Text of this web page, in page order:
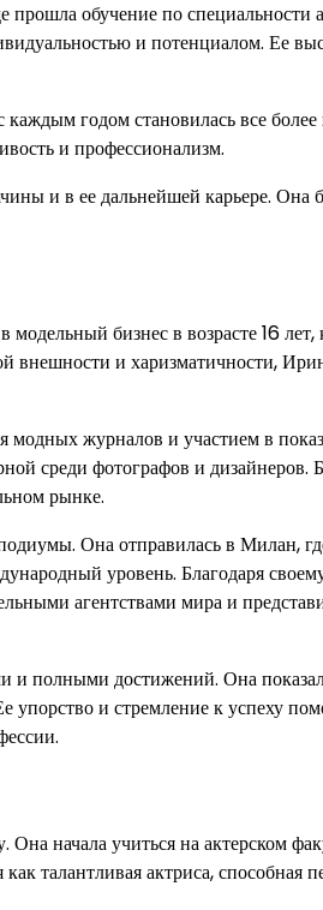
обучение по специальности
и потенциалом. Ее
годом становилась все более
и профессионализм.
и в ее дальнейшей карьере. Она
бизнес в возрасте 16 лет,
внешности и харизматичности,
журналов и участием в
среди фотографов и дизайнеров.
рынке.
Она отправилась в Милан,
уровень. Благодаря
агентствами мира и
полными достижений. Она
упорство и стремление к успеху
начала учиться на актерском
талантливая актриса, способная